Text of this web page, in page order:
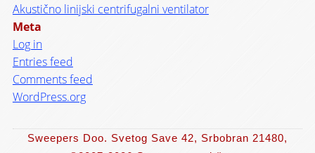
Akustično linijski centrifugalni ventilator
Meta
Log in
Entries feed
Comments feed
WordPress.org
Sweepers Doo. Svetog Save 42, Srbobran 21480,